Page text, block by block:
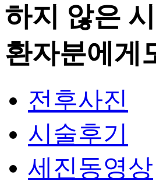
하지 않은
환자분에게
전후사진
시술후기
세진동영상